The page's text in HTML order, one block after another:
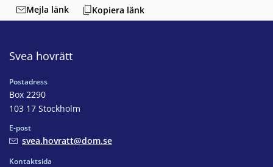
Mejla länk
Kopiera länk
Svea hovrätt
Postadress
Box 2290
103 17 Stockholm
E-post
svea.hovratt@dom.se
Kontaktsida